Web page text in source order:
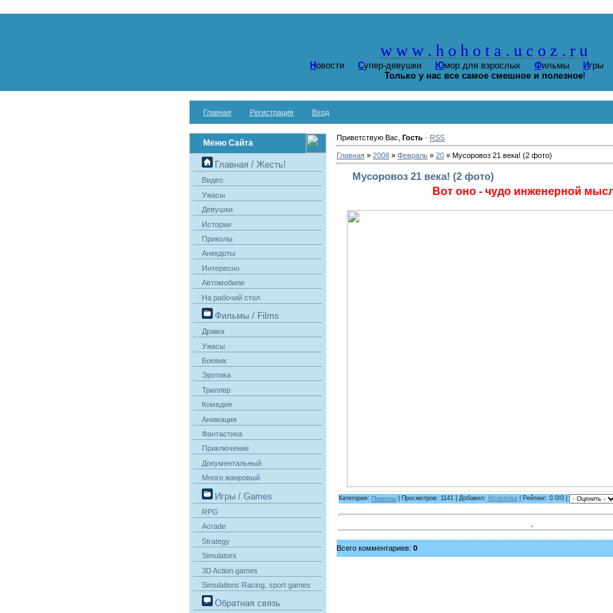
w w w . h o h o t a . u c o z . r u
Новости Супер-девушки Юмор для взрослых Фильмы И гры
Только у нас все самое смешное и полезное!
Главная Регистрация Вход
Меню Сайта
Главная / Жесть!
Видео
Ужасы
Девушки
Истории
Приколы
Анекдоты
Интересно
Автомобили
На рабочий стол
Фильмы / Films
Драма
Ужасы
Боевик
Эротика
Триллер
Комедия
Анимация
Фантастика
Приключение
Документальный
Много жанровый
Игры / Games
RPG
Acrade
Strategy
Simulators
3D Action games
Simulations Racing, sport games
Обратная связь
Приветствую Вас, Гость· RSS
Главная» 2008 » Февраль » 20» Мусоровоз 21 века! (2 фото)
Мусоровоз 21 века! (2 фото)
Вот оно - чудо инженерной
Категория: Приколы| Просмотров: 1141 | Добавил: Alcovovka| Рейтинг: 0.0/0
Всего комментариев: 0